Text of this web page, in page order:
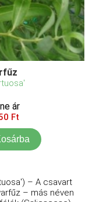
ár
Ft
– A csavart
– más néven